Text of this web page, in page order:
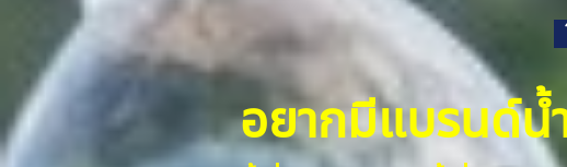
อยากมีแบรนด์น้